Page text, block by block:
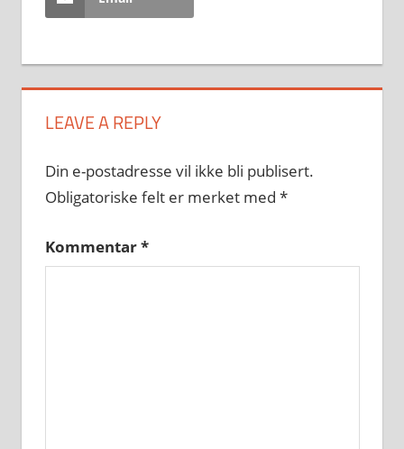
LEAVE A REPLY
Din e-postadresse vil ikke bli publisert.
Obligatoriske felt er merket med *
Kommentar*